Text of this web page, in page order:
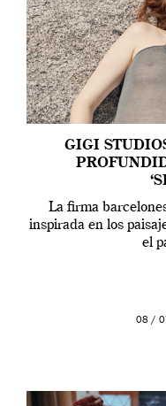
GIGI
La firma
inspirada en los
el
08 /